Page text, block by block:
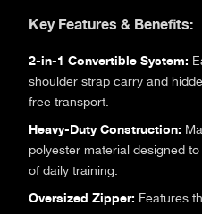
Key Features & Benefits:
2-in-1 Convertible System:
shoulder strap carry and
free transport.
Heavy-Duty Construction:
polyester material designed
of daily training.
Oversized Zipper: Features